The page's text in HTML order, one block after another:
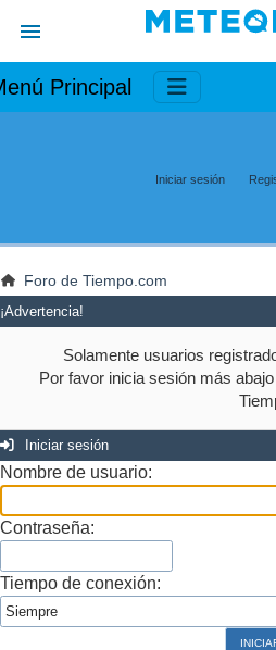
Principal
Iniciar sesión
Foro de Tiempo.com
¡Advertencia!
Solamente usuarios
Por favor inicia sesión más
Iniciar sesión
Nombre de usuario:
Contraseña:
Tiempo de conexión: